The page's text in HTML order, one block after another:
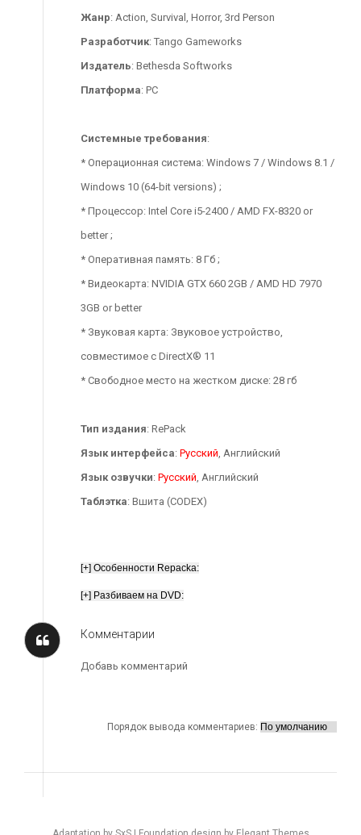
Жанр: Action, Survival, Horror, 3rd Person
Разработчик: Tango Gameworks
Издатель: Bethesda Softworks
Платформа: PC
Системные требования:
* Операционная система: Windows 7 / Windows 8.1 /
Windows 10 (64-bit versions) ;
* Процессор: Intel Core i5-2400 / AMD FX-8320 or
better ;
* Оперативная память: 8 Гб ;
* Видеокарта: NVIDIA GTX 660 2GB / AMD HD 7970
3GB or better
* Звуковая карта: Звуковое устройство,
совместимое с DirectX® 11
* Свободное место на жестком диске: 28 гб
Тип издания: RePack
Язык интерфейса: Русский , Английский
Язык озвучки: Русский , Английский
Таблэтка: Вшита (CODEX)
Комментарии
Добавь комментарий
Порядок вывода комментариев: